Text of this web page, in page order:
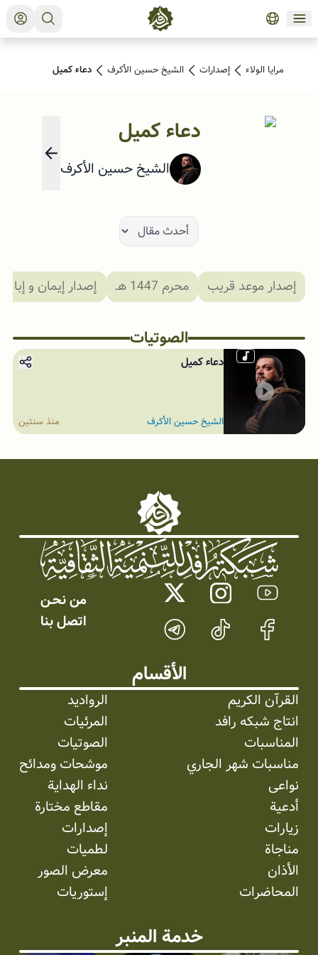
مرايا الولاء إصدارات الشيخ حسين الأكرف دعاء کميل
دعاء کميل
الشيخ حسين الأكرف
إصدار موعد قريب محرم 1447 هـ إصدار إيمان و إباء
الصوتیات
دعاء کميل
الشيخ حسين الأكرف منذ سنتين
من نحـن
اتصل بنا
الأقسام
القرآن الكريم
انتاج شبکه رافد
المناسبات
مناسبات شهر الجاري
نواعی
أدعية
زيارات
مناجاة
الأذان
المحاضرات
الرواديد
المرئیات
الصوتیات
موشحات ومدائح
نداء الهداية
مقاطع مختارة
إصدارات
لطميات
معرض الصور
إستوریات
خدمة المنبر